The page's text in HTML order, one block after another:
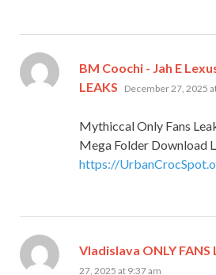
BM Coochi - Jah E
LEAKS says:
December 27, 2025
Mythiccal Only Fans
Mega Folder Download
https://
Vladislava ONLY FANS
27, 2025 at 9:37 am